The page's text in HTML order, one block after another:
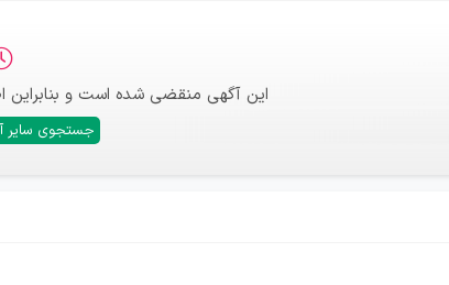
این آگهی منقضی شده است و
جستجوی سایر